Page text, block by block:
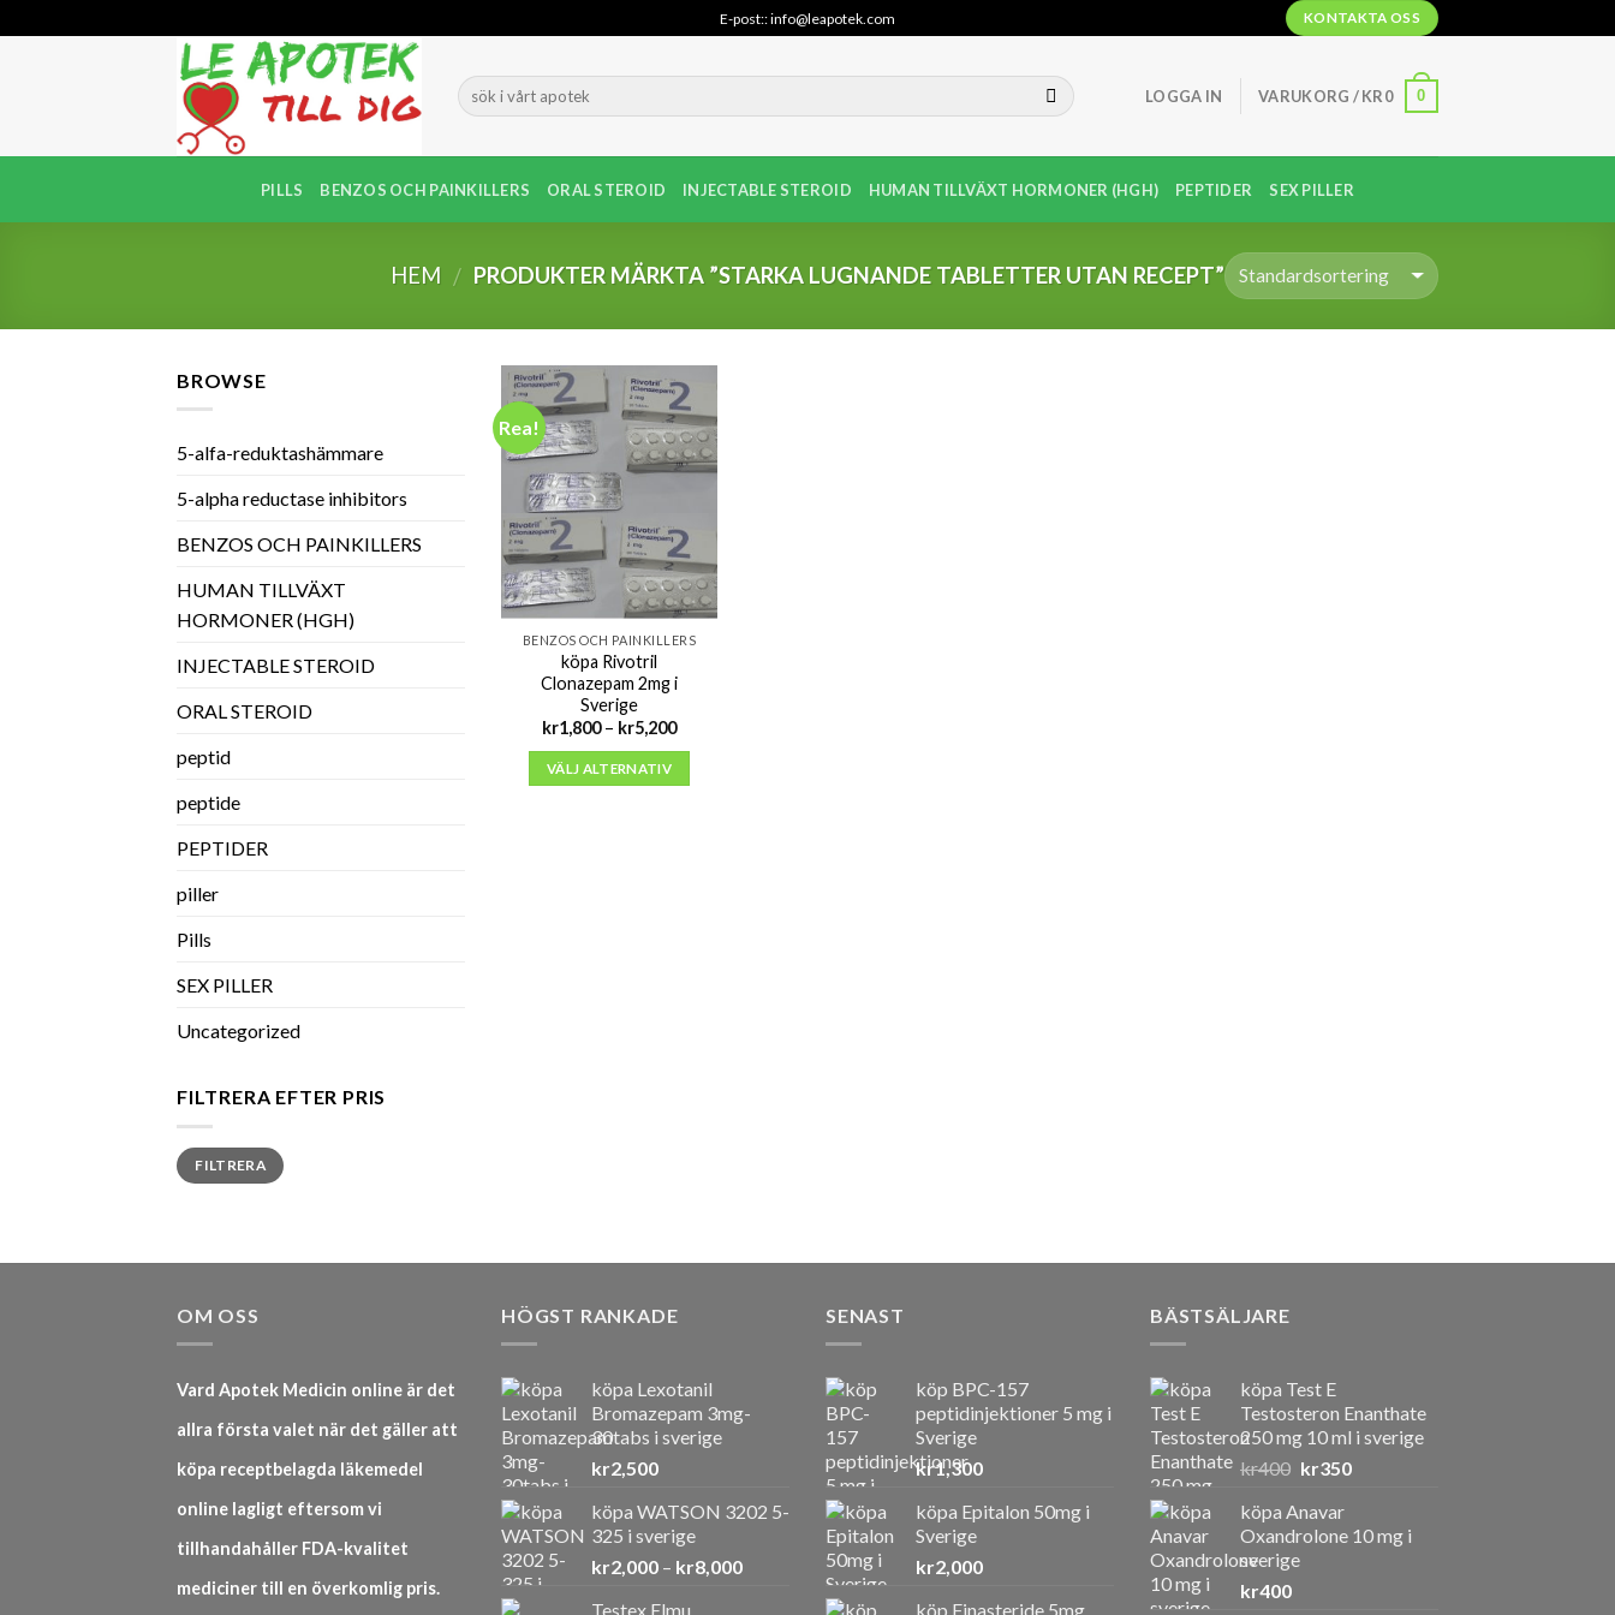
to
E-post:: info@leapotek.com KONTAKTA OSS
LOGGA IN VARUKORG /KR0 0
PILLS BENZOS OCH PAINKILLERS ORAL STEROID INJECTABLE STEROID HUMAN TILLVÄXT HORMONER (HGH) PEPTIDER SEX PILLER
HEM / PRODUKTER MÄRKTA ”STARKA LUGNANDE TABLETTER UTAN RECEPT”
BROWSE
5-alfa-reduktashämmare
5-alpha reductase inhibitors
BENZOS OCH PAINKILLERS
HUMAN TILLVÄXT
HORMONER (HGH)
INJECTABLE STEROID
ORAL STEROID
peptid
peptide
PEPTIDER
piller
Pills
SEX PILLER
Uncategorized
FILTRERA EFTER PRIS
Min
pris
Max
prisFILTRERA
Rea!
BENZOS OCH PAINKILLERS
köpa Rivotril
Clonazepam 2mg i
Sverige
kr1,800 – kr5,200Prisintervall:
VÄLJ ALTERNATIV
OM OSS
Vard Apotek Medicin online är det
allra första valet när det gäller att
köpa receptbelagda läkemedel
online lagligt eftersom vi
tillhandahåller FDA-kvalitet
mediciner till en överkomlig pris.
HÖGST RANKADE
köpa Lexotanil
Bromazepam 3mg-
30tabs i sverige
kr2,500
köpa WATSON 3202 5-
325 i sverige
kr2,000 – kr8,000Prisintervall:
Testex Elmu
SENAST
köp BPC-157
peptidinjektioner 5 mg i
Sverige
kr1,300
köpa Epitalon 50mg i
Sverige
kr2,000
köp Finasteride 5mg
BÄSTSÄLJARE
köpa Test E
Testosteron Enanthate
250 mg 10 ml i sverige
kr400 Det
priset
var:
kr400.
kr350Det
är:
köpa Anavar
Oxandrolone 10 mg i
sverige
kr400